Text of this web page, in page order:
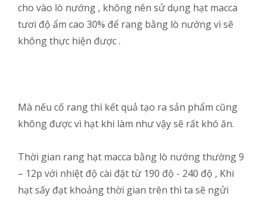
cho vào lò nướng , không nên sử dụng hạt macca
tươi độ ẩm cao 30% để rang bằng lò nướng vì sẽ
không thực hiện được .
Mà nếu cố rang thì kết quả tạo ra sản phẩm cũng
không được vì hạt khi làm như vậy sẽ rất khó ăn.
Thời gian rang hạt macca bằng lò nướng thường 9
– 12p với nhiệt độ cài đặt từ 190 độ - 240 độ , Khi
hạt sấy đạt khoảng thời gian trên thì ta sẽ ngửi